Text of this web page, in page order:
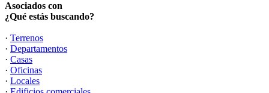
Asociados con
¿Qué estás buscando?
· Terrenos
· Departamentos
· Casas
· Oficinas
· Locales